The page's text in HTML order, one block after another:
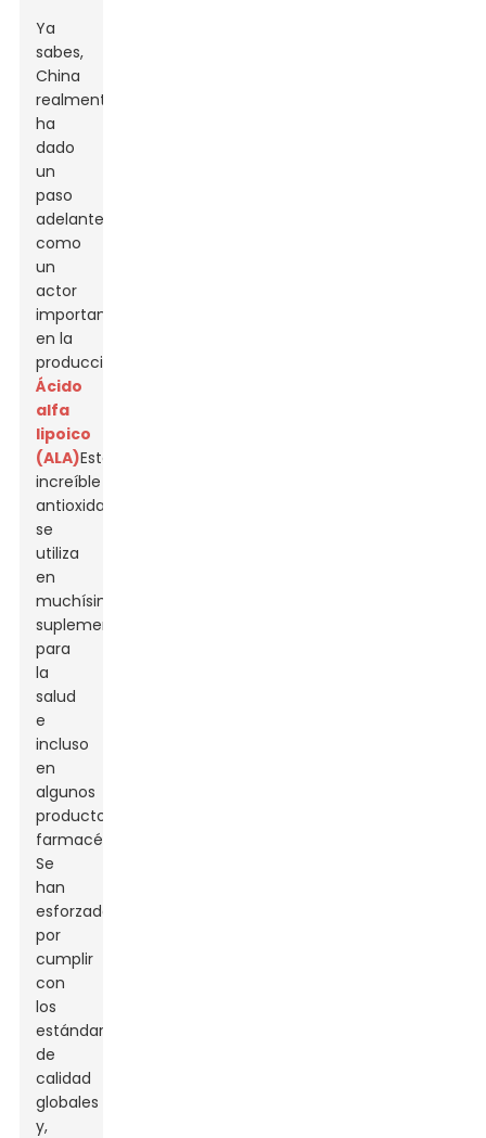
Ya
sabes,
China
realmente
ha
dado
un
paso
adelante
como
un
actor
importante
en la
producción.
Ácido
alfa
lipoico
(ALA)Este
increíble
antioxidante
se
utiliza
en
muchísimos
suplementos
para
la
salud
e
incluso
en
algunos
productos
farmacéuticos.
Se
han
esforzado
por
cumplir
con
los
estándares
de
calidad
globales
y,